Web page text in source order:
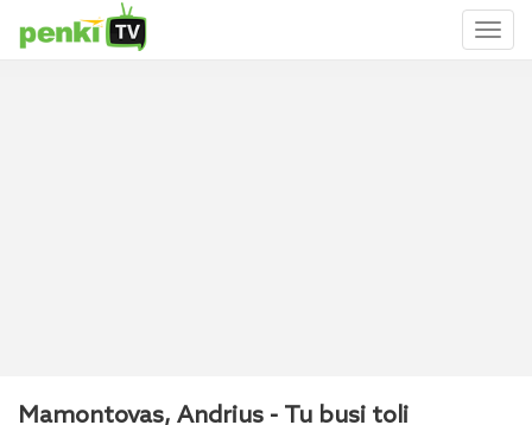
Mamontovas, Andrius - Tu busi toli